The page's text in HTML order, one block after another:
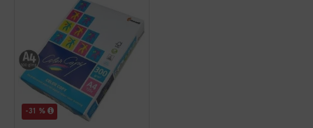
-31 %